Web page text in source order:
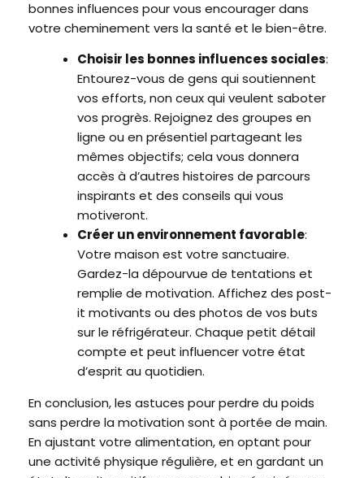
bonnes influences pour vous encourager dans
votre cheminement vers la santé et le bien-être.
Choisir les bonnes influences sociales:
Entourez-vous de gens qui soutiennent
vos efforts, non ceux qui veulent saboter
vos progrès. Rejoignez des groupes en
ligne ou en présentiel partageant les
mêmes objectifs; cela vous donnera
accès à d’autres histoires de parcours
inspirants et des conseils qui vous
motiveront.
Créer un environnement favorable:
Votre maison est votre sanctuaire.
Gardez-la dépourvue de tentations et
remplie de motivation. Affichez des post-
it motivants ou des photos de vos buts
sur le réfrigérateur. Chaque petit détail
compte et peut influencer votre état
d’esprit au quotidien.
En conclusion, les astuces pour perdre du poids
sans perdre la motivation sont à portée de main.
En ajustant votre alimentation, en optant pour
une activité physique régulière, et en gardant un